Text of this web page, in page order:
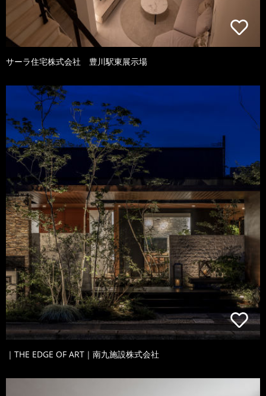
サーラ住宅株式会社 豊川駅東展示場
｜THE EDGE OF ART｜南九施設株式会社